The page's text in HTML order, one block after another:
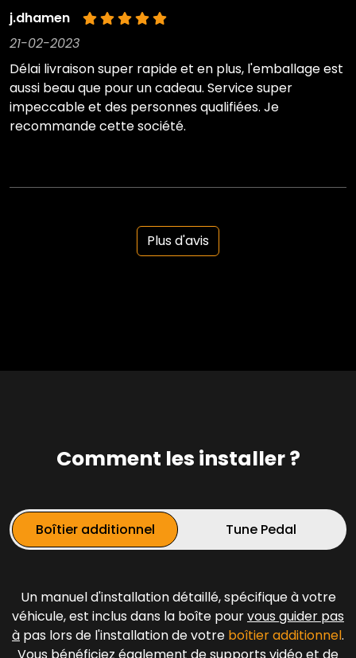
j.dhamen
21-02-2023
Délai livraison super rapide et en plus, l'emballage est
aussi beau que pour un cadeau. Service super
impeccable et des personnes qualifiées. Je
recommande cette société.
Plus d'avis
Comment les installer ?
Boîtier additionnel Tune Pedal
Un manuel d'installation détaillé, spécifique à votre
véhicule, est inclus dans la boîte pourvous guider pas
à pas lors de l'installation de votre boîtier additionnel.